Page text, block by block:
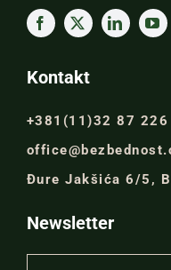
Kontakt
+381(11)32 87
Đure Jakšića 6/5,
Newsletter